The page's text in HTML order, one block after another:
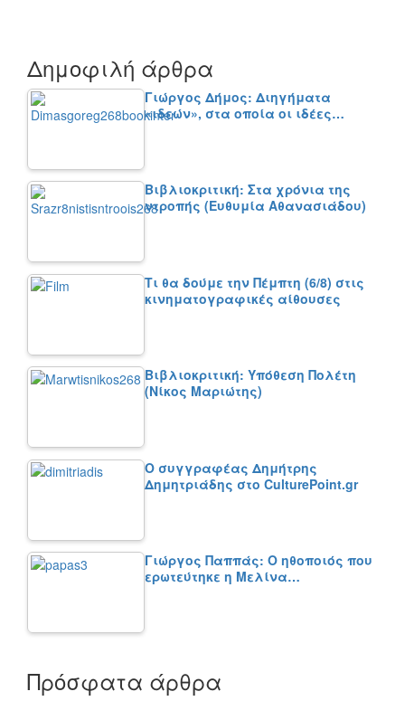
Δημοφιλή άρθρα
Γιώργος Δήμος: Διηγήματα
«ιδεών», στα οποία οι ιδέες…
Βιβλιοκριτική: Στα χρόνια της
ντροπής (Ευθυμία Αθανασιάδου)
Τι θα δούμε την Πέμπτη (6/8) στις
κινηματογραφικές αίθουσες
Βιβλιοκριτική: Υπόθεση Πολέτη
(Νίκος Μαριώτης)
Ο συγγραφέας Δημήτρης
Δημητριάδης στο CulturePoint.gr
Γιώργος Παππάς: Ο ηθοποιός που
ερωτεύτηκε η Μελίνα…
Πρόσφατα άρθρα